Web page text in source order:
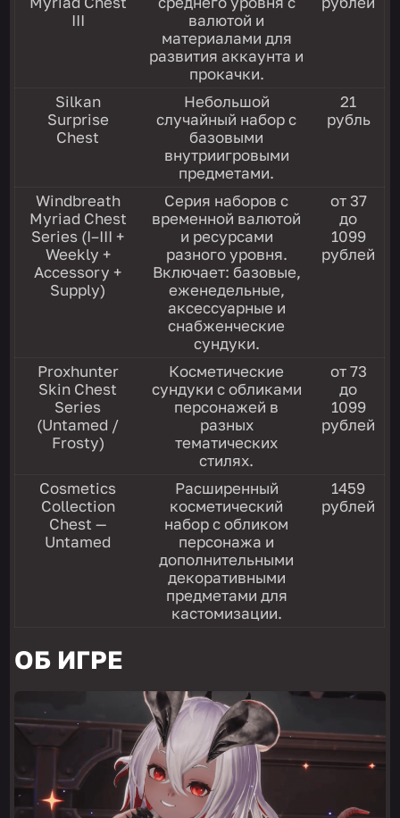
III
валютой и
материалами для
развития аккаунта и
прокачки.
Silkan
Surprise
Chest
Небольшой
случайный набор с
базовыми
внутриигровыми
предметами.
21
рубль
Windbreath
Myriad Chest
Series (I–III +
Weekly +
Accessory +
Supply)
Серия наборов с
временной валютой
и ресурсами
разного уровня.
Включает: базовые,
еженедельные,
аксессуарные и
снабженческие
сундуки.
от 37
до
1099
рублей
Proxhunter
Skin Chest
Series
(Untamed /
Frosty)
Косметические
сундуки с обликами
персонажей в
разных
тематических
стилях.
от 73
до
1099
рублей
Cosmetics
Collection
Chest —
Untamed
Расширенный
косметический
набор с обликом
персонажа и
дополнительными
декоративными
предметами для
кастомизации.
1459
рублей
ОБ ИГРЕ